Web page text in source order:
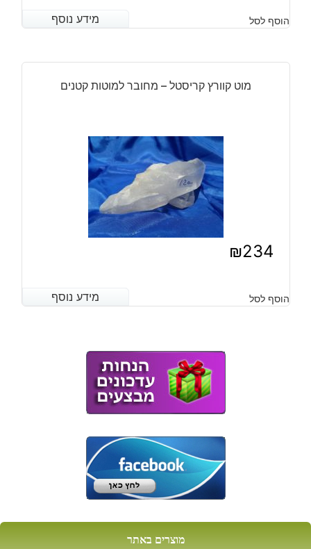
מידע נוסף הוסף לסל מידע נוסף
מוט קוורץ קריסטל – מחובר למוטות קטנים
₪234
מידע נוסף הוסף לסל מידע נוסף
מוצרים באתר